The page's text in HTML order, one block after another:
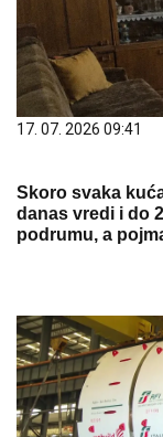
17. 07. 2026 09:41
Skoro svaka
danas vredi i do
podrumu, a